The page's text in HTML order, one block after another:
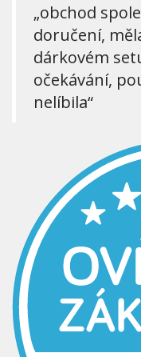
„obchod
doručení,
dárkovém
očekávání,
nelíbila“